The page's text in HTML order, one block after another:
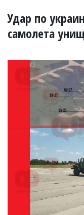
В
УКРАЙНА
РАЗСЛЕДВАНЕ
Веселин
v.vasilev@flagman.bg
Касабова,
Удар по
самолета